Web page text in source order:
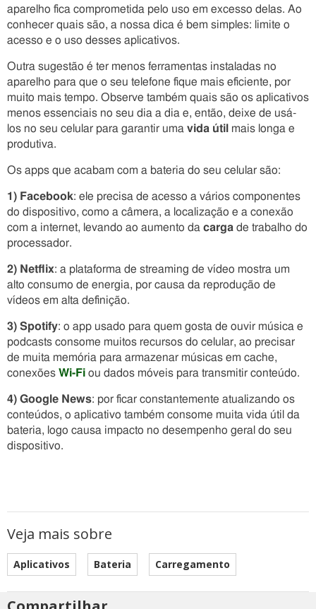
aparelho fica comprometida pelo uso em excesso delas. Ao
conhecer quais são, a nossa dica é bem simples: limite o
acesso e o uso desses aplicativos.
Outra sugestão é ter menos ferramentas instaladas no
aparelho para que o seu telefone fique mais eficiente, por
muito mais tempo. Observe também quais são os aplicativos
menos essenciais no seu dia a dia e, então, deixe de usá-
los no seu celular para garantir uma vida útil mais longa e
produtiva.
Os apps que acabam com a bateria do seu celular são:
1) Facebook: ele precisa de acesso a vários componentes
do dispositivo, como a câmera, a localização e a conexão
com a internet, levando ao aumento da carga de trabalho do
processador.
2) Netflix: a plataforma de streaming de vídeo mostra um
alto consumo de energia, por causa da reprodução de
vídeos em alta definição.
3) Spotify: o app usado para quem gosta de ouvir música e
podcasts consome muitos recursos do celular, ao precisar
de muita memória para armazenar músicas em cache,
conexões Wi-Fi ou dados móveis para transmitir conteúdo.
4) Google News: por ficar constantemente atualizando os
conteúdos, o aplicativo também consome muita vida útil da
bateria, logo causa impacto no desempenho geral do seu
dispositivo.
Veja mais sobre
Aplicativos Bateria Carregamento